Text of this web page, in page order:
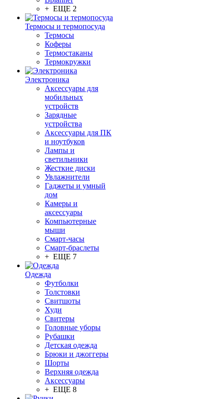
+ ЕЩЕ 2
Термосы и термопосуда
Термосы
Коферы
Термостаканы
Термокружки
Электроника
Аксессуары для
мобильных
устройств
Зарядные
устройства
Аксессуары для ПК
и ноутбуков
Лампы и
светильники
Жесткие диски
Увлажнители
Гаджеты и умный
дом
Камеры и
аксессуары
Компьютерные
мыши
Смарт-часы
Смарт-браслеты
+ ЕЩЕ 7
Одежда
Футболки
Толстовки
Свитшоты
Худи
Свитеры
Головные уборы
Рубашки
Детская одежда
Брюки и джоггеры
Шорты
Верхняя одежда
Аксессуары
+ ЕЩЕ 8